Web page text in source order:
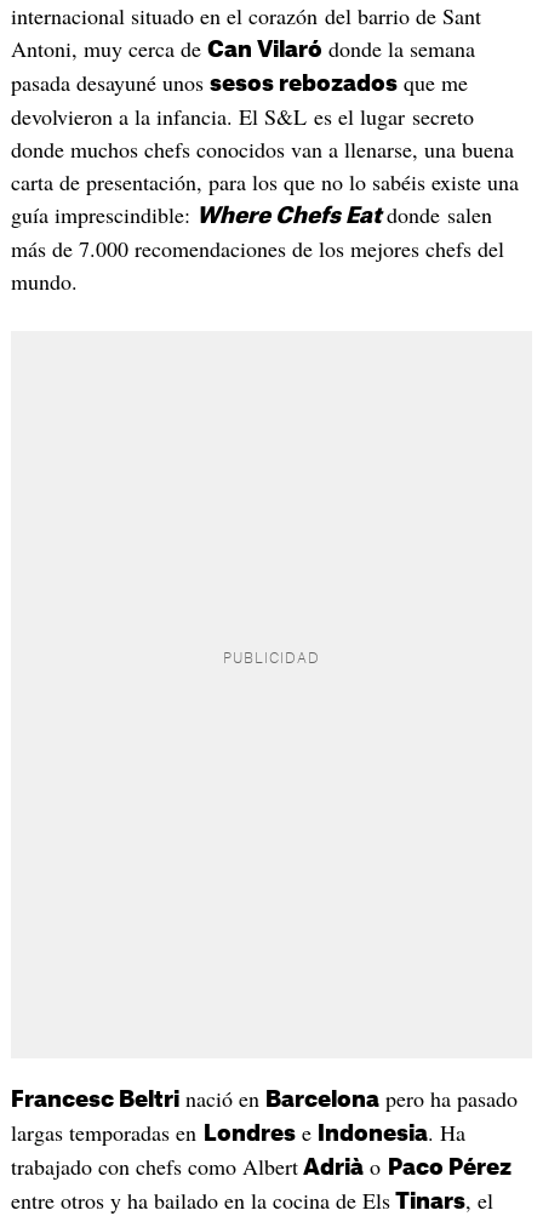
internacional situado en el corazón del barrio de Sant
Antoni, muy cerca de Can Vilaró donde la semana
pasada desayuné unos sesos rebozadosque me
devolvieron a la infancia. El S&L es el lugar secreto
donde muchos chefs conocidos van a llenarse, una buena
carta de presentación, para los que no lo sabéis existe una
guía imprescindible:
Where Chefs Eat donde salen
más de 7.000 recomendaciones de los mejores chefs del
mundo.
Francesc Beltrinació en Barcelonapero ha pasado
largas temporadas en Londrese Indonesia. Ha
trabajado con chefs como AlbertAdriào Paco Pérez
entre otros y ha bailado en la cocina de ElsTinars, el